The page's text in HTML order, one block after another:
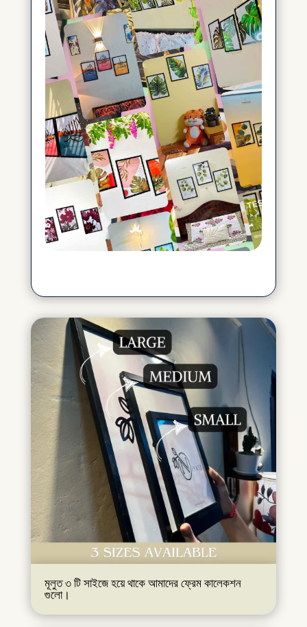
মূলুত ৩ টি সাইজে হয়ে থাকে আমাদের ফ্রেম কালেকশন
গুলো।